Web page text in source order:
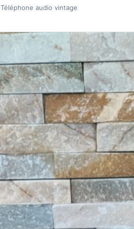
Téléphone audio vintage